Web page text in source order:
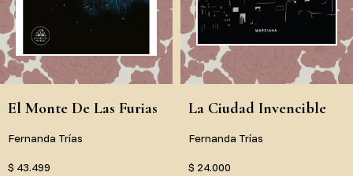
El Monte De Las Furias
Fernanda Trías
$ 43.499
La Ciudad Invencible
Fernanda Trías
$ 24.000